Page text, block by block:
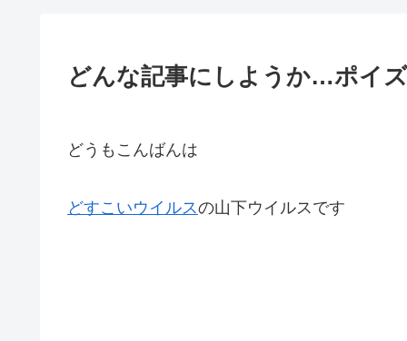
どんな記事にしようか…ポイ
どうもこんばんは
どすこいウイルスの山下ウイルスです